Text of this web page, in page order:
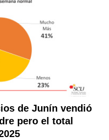
de Junín vendió
pero el total